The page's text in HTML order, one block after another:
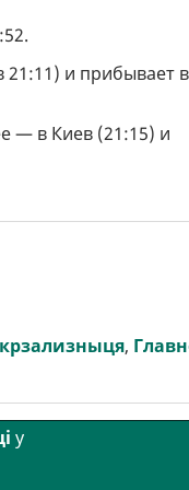
21:11) и прибывает в
— в Киев (21:15) и
,
у